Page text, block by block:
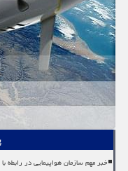
خبر مهم سازمان هواپیمایی در رابطه